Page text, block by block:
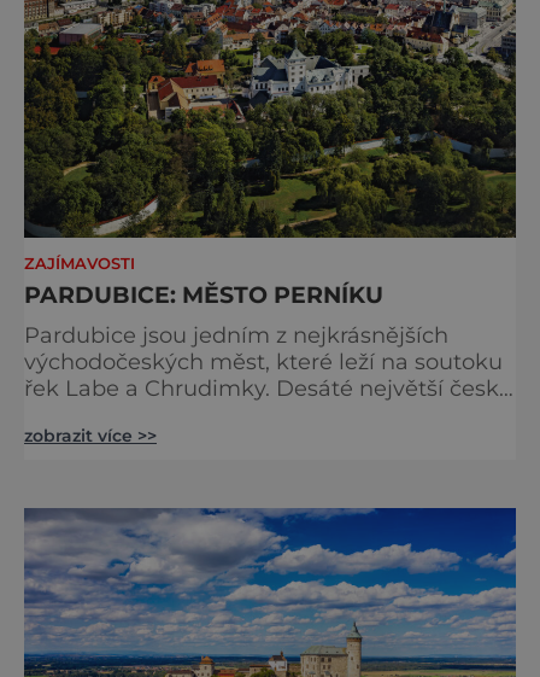
ZAJÍMAVOSTI
PARDUBICE: MĚSTO PERNÍKU
Pardubice jsou jedním z nejkrásnějších
východočeských měst, které leží na soutoku
řek Labe a Chrudimky. Desáté největší české
síti silnic, ale je i významným železničním
poznat je na vlastní oči. A možná i na vlastní
chuťové buňky. Jednou z nejvýraznějších
dominant města
zobrazit více >>